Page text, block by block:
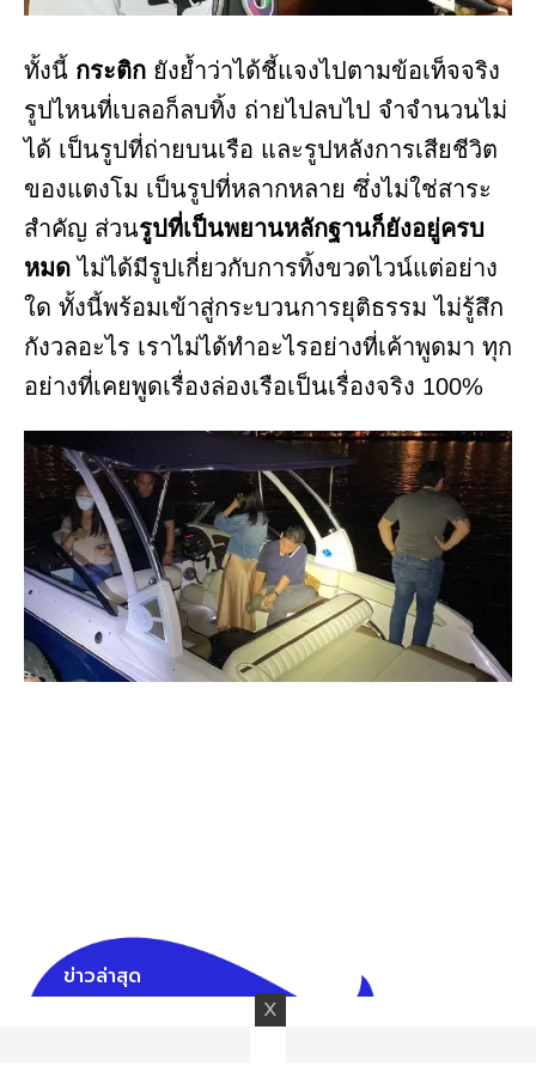
ทั้งนี้ กระติก ยังย้ำว่าได้ชี้แจงไปตามข้อเท็จจริง
รูปไหนที่เบลอก็ลบทิ้ง ถ่ายไปลบไป จำจำนวนไม่
ได้ เป็นรูปที่ถ่ายบนเรือ และรูปหลังการเสียชีวิต
ของแตงโม เป็นรูปที่หลากหลาย ซึ่งไม่ใช่สาระ
สำคัญ ส่วนรูปที่เป็นพยานหลักฐานก็ยังอยู่ครบ
หมด ไม่ได้มีรูปเกี่ยวกับการทิ้งขวดไวน์แต่อย่าง
ใด ทั้งนี้พร้อมเข้าสู่กระบวนการยุติธรรม ไม่รู้สึก
กังวลอะไร เราไม่ได้ทำอะไรอย่างที่เค้าพูดมา ทุก
อย่างที่เคยพูดเรื่องล่องเรือเป็นเรื่องจริง 100%
ข่าวล่าสุด